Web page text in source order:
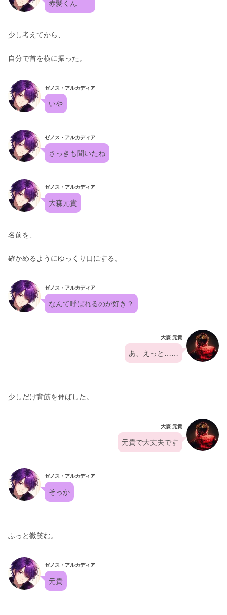
赤髪くん——
少し考えてから、
自分で首を横に振った。
ゼノス・アルカディア
いや
ゼノス・アルカディア
さっきも聞いたね
ゼノス・アルカディア
大森元貴
名前を、
確かめるようにゆっくり口にする。
ゼノス・アルカディア
なんて呼ばれるのが好き？
大森 元貴
あ、えっと……
少しだけ背筋を伸ばした。
大森 元貴
元貴で大丈夫です
ゼノス・アルカディア
そっか
ふっと微笑む。
ゼノス・アルカディア
元貴